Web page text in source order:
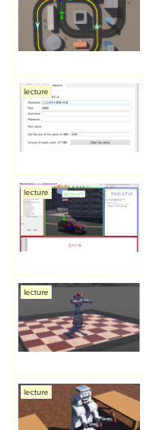
lecture
lecture
lecture
lecture